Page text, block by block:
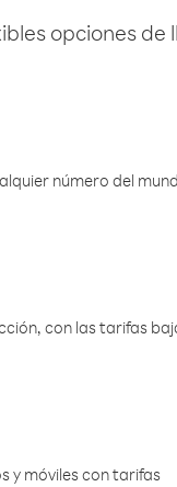
opciones de
número del
con las tarifas
y móviles con tarifas